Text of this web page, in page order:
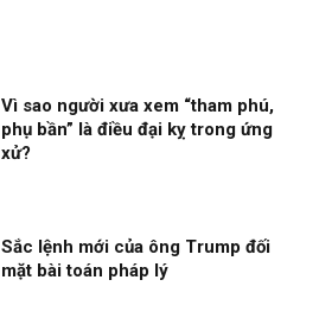
Vì sao người xưa xem “tham phú,
phụ bần” là điều đại kỵ trong ứng
xử?
Sắc lệnh mới của ông Trump đối
mặt bài toán pháp lý